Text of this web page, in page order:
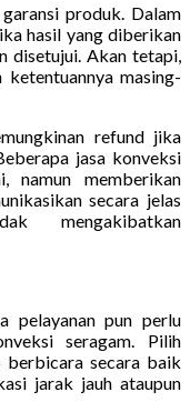
produk. Dalam
hasil yang diberikan
disetujui. Akan tetapi,
masing-
refund jika
jasa konveksi
namun memberikan
secara jelas
mengakibatkan
pelayanan pun perlu
seragam. Pilih
berbicara secara baik
jarak jauh ataupun